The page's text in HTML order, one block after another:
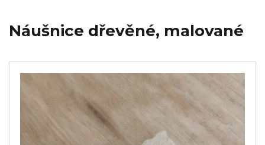
Náušnice dřevěné, malované